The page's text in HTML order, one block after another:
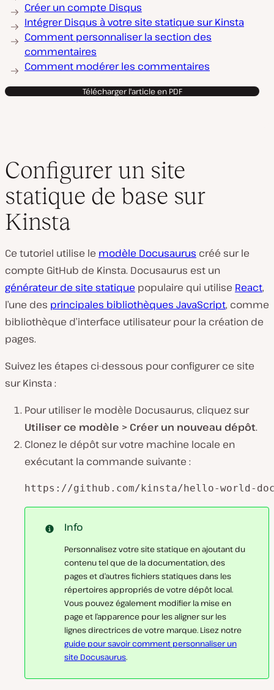
Créer un compte Disqus
Intégrer Disqus à votre site statique sur Kinsta
Comment personnaliser la section des
commentaires
Comment modérer les commentaires
Télécharger l'article en PDF
Configurer un site
statique de base sur
Kinsta
Ce tutoriel utilise le modèle Docusaurus créé sur le
compte GitHub de Kinsta. Docusaurus est un
générateur de site statique populaire qui utilise React,
l’une des principales bibliothèques JavaScript, comme
bibliothèque d’interface utilisateur pour la création de
pages.
Suivez les étapes ci-dessous pour configurer ce site
sur Kinsta :
Pour utiliser le modèle Docusaurus, cliquez sur
Utiliser ce modèle > Créer un nouveau dépôt.
Clonez le dépôt sur votre machine locale en
exécutant la commande suivante :
https://github.com/kinsta/hello-world-
Info
Personnalisez votre site statique en ajoutant du
contenu tel que de la documentation, des
pages et d’autres fichiers statiques dans les
répertoires appropriés de votre dépôt local.
Vous pouvez également modifier la mise en
page et l’apparence pour les aligner sur les
lignes directrices de votre marque. Lisez notre
guide pour savoir comment personnaliser un
site Docusaurus.